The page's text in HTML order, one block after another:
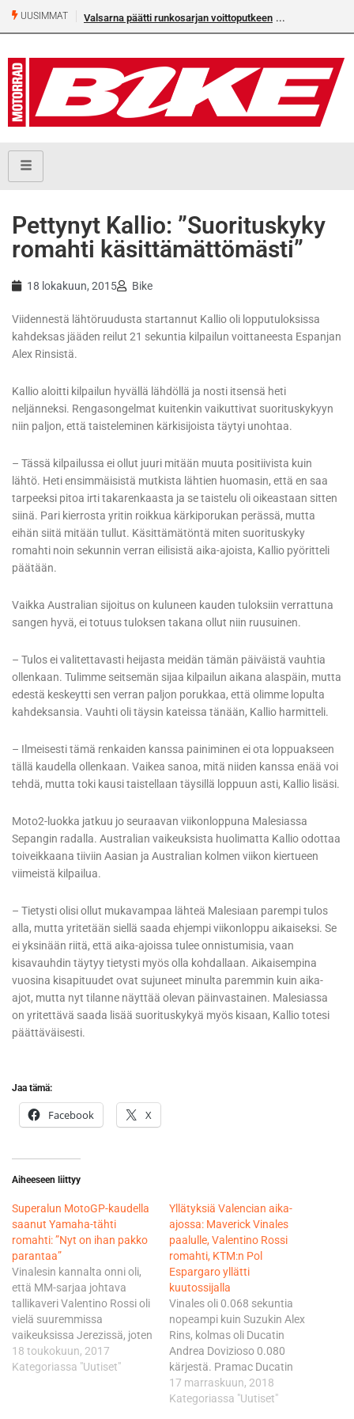
UUSIMMAT Valsarna päätti runkosarjan voittoputkeen
Pettynyt Kallio: ”Suorituskyky
romahti käsittämättömästi”
18 lokakuun, 2015 Bike
Viidennestä lähtöruudusta startannut Kallio oli lopputuloksissa
kahdeksas jääden reilut 21 sekuntia kilpailun voittaneesta Espanjan
Alex Rinsistä.
Kallio aloitti kilpailun hyvällä lähdöllä ja nosti itsensä heti
neljänneksi. Rengasongelmat kuitenkin vaikuttivat suorituskykyyn
niin paljon, että taisteleminen kärkisijoista täytyi unohtaa.
– Tässä kilpailussa ei ollut juuri mitään muuta positiivista kuin
lähtö. Heti ensimmäisistä mutkista lähtien huomasin, että en saa
tarpeeksi pitoa irti takarenkaasta ja se taistelu oli oikeastaan sitten
siinä. Pari kierrosta yritin roikkua kärkiporukan perässä, mutta
eihän siitä mitään tullut. Käsittämätöntä miten suorituskyky
romahti noin sekunnin verran eilisistä aika-ajoista, Kallio pyöritteli
päätään.
Vaikka Australian sijoitus on kuluneen kauden tuloksiin verrattuna
sangen hyvä, ei totuus tuloksen takana ollut niin ruusuinen.
– Tulos ei valitettavasti heijasta meidän tämän päiväistä vauhtia
ollenkaan. Tulimme seitsemän sijaa kilpailun aikana alaspäin, mutta
edestä keskeytti sen verran paljon porukkaa, että olimme lopulta
kahdeksansia. Vauhti oli täysin kateissa tänään, Kallio harmitteli.
– Ilmeisesti tämä renkaiden kanssa painiminen ei ota loppuakseen
tällä kaudella ollenkaan. Vaikea sanoa, mitä niiden kanssa enää voi
tehdä, mutta toki kausi taistellaan täysillä loppuun asti, Kallio lisäsi.
Moto2-luokka jatkuu jo seuraavan viikonloppuna Malesiassa
Sepangin radalla. Australian vaikeuksista huolimatta Kallio odottaa
toiveikkaana tiiviin Aasian ja Australian kolmen viikon kiertueen
viimeistä kilpailua.
– Tietysti olisi ollut mukavampaa lähteä Malesiaan parempi tulos
alla, mutta yritetään siellä saada ehjempi viikonloppu aikaiseksi. Se
ei yksinään riitä, että aika-ajoissa tulee onnistumisia, vaan
kisavauhdin täytyy tietysti myös olla kohdallaan. Aikaisempina
vuosina kisapituudet ovat sujuneet minulta paremmin kuin aika-
ajot, mutta nyt tilanne näyttää olevan päinvastainen. Malesiassa
on yritettävä saada lisää suorituskykyä myös kisaan, Kallio totesi
päättäväisesti.
Jaa tämä:
Facebook X
Aiheeseen liittyy
Superalun MotoGP-kaudella
saanut Yamaha-tähti
romahti: ”Nyt on ihan pakko
parantaa”
Vinalesin kannalta onni oli,
että MM-sarjaa johtava
tallikaveri Valentino Rossi oli
vielä suuremmissa
vaikeuksissa Jerezissä, joten
ero on vain kaksi pistettä
Rossin hyväksi. Hondan
18 toukokuun, 2017
Kategoriassa "Uutiset"
Yllätyksiä Valencian aika-
ajossa: Maverick Vinales
paalulle, Valentino Rossi
romahti, KTM:n Pol
Espargaro yllätti
kuutossijalla
Vinales oli 0.068 sekuntia
nopeampi kuin Suzukin Alex
Rins, kolmas oli Ducatin
Andrea Dovizioso 0.080
kärjestä. Pramac Ducatin
Danilo Petrucci oli neljäs,
Hondan Marc Marquez
17 marraskuun, 2018
Kategoriassa "Uutiset"